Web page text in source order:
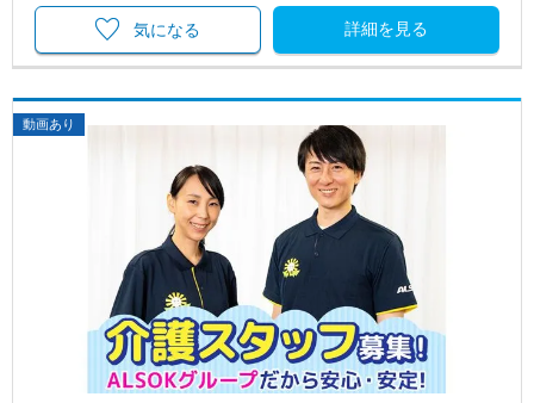
詳細を見る
気になる
動画あり